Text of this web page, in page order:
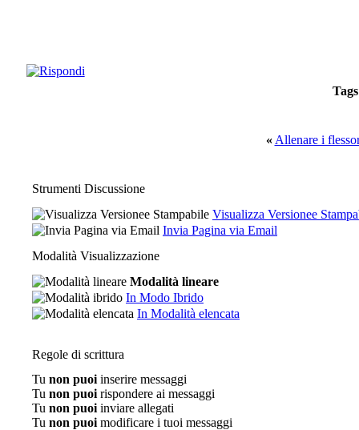
Tags
« Allenare i
Strumenti Discussione
Visualizza Versionee
Invia Pagina via Email
Modalità Visualizzazione
Modalità lineare
In Modo Ibrido
In Modalità elencata
Regole di scrittura
Tu non puoi inserire messaggi
Tu non puoi rispondere ai messaggi
Tu non puoi inviare allegati
Tu non puoi modificare i tuoi messaggi